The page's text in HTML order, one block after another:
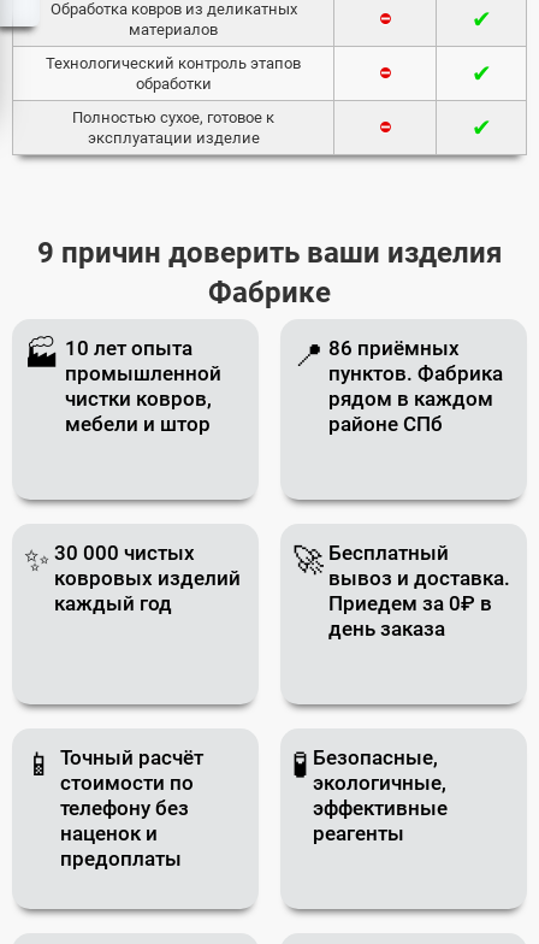
Обработка ковров из деликатных
материалов
⛔ ✔
Технологический контроль этапов
обработки
⛔ ✔
Полностью сухое, готовое к
эксплуатации изделие
⛔ ✔
9 причин доверить ваши изделия
Фабрике
🏭 10 лет опыта
промышленной
чистки ковров,
мебели и штор
📍 86 приёмных
пунктов. Фабрика
рядом в каждом
районе СПб
✨ 30 000 чистых
ковровых изделий
каждый год
🚀 Бесплатный
вывоз и доставка.
Приедем за 0₽ в
день заказа
📱
Точный расчёт
стоимости по
телефону без
наценок и
предоплаты
🧪 Безопасные,
экологичные,
эффективные
реагенты